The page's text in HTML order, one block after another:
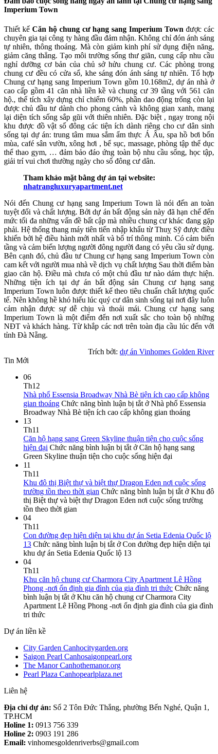
Imperium Town
Thiết kế Căn hộ chung cư hạng sang Imperium Town được các
chuyên gia tại công ty hàng đầu đảm nhận. Không chỉ đón ánh sáng
tự nhiên, thông thoáng. Mà còn giảm kinh phí sử dụng điện năng,
giảm căng thẳng. Tạo môi trường sống thư giãn, cung cấp nhu cầu
nghỉ dưỡng cơ bản của chủ sở hửu chung cư. Các phòng trong
chung cư đều có cửa sổ, khe sáng đón ánh sáng tự nhiên. Tổ hợp
Chung cư hạng sang Imperium Town gồm 10.168m2, dự án nhà ở
cao cấp gồm 41 căn nhà liền kề và chung cư 39 tầng với 561 căn
hộ., thể tích xây dựng chỉ chiếm 60%, phần dao động trống còn lại
được chủ đầu tư dành cho phong cảnh và không gian xanh, mang
lại diện tích sống sắp gũi với thiên nhiên. Đặc biệt , ngay trong nội
khu được đồ vật số đông các tiện ích dành riêng cho cư dân sinh
sống tại dự án: trung tâm mua sắm ẩm thực Á Âu, spa hồ bơi bốn
mùa, café sân vườn, xông hơi , bể sục, massage, phòng tập thể dục
thể thao gym, … đảm bảo đáo ứng toàn bộ nhu cầu sống, học tập,
giải trí vui chơi thường ngày cho số đông cư dân.
Tham khảo mặt bằng dự án tại website:
nhatrangluxuryapartment.net
Nói đến Chung cư hạng sang Imperium Town là nói đến an toàn
tuyệt đối và chất lượng. Bởi dự án bất động sản này đã hạn chế đến
mức tối đa những vấn đề bất cập mà nhiều chung cư khác đang gặp
phải. Hệ thống thang máy tiên tiến nhập khẩu từ Thuỵ Sỹ được điều
khiển bởi hệ điều hành mới nhất và bố trí thông minh. Có cảm biến
tầng và cảm biến lượng người đông người đang có yêu cầu sử dụng.
Bên cạnh đó, chủ đầu tư Chung cư hạng sang Imperium Town còn
cam kết với người mua nhà về dịch vụ chất lượng Sau thời điểm bàn
giao căn hộ. Điều mà chưa có một chủ đầu tư nào dám thực hiện.
Những tiện ích tại dự án bất động sản Chung cư hạng sang
Imperium Town luôn được thiết kế theo tiêu chuẩn chất lượng quốc
tế. Nên không hề khó hiểu lúc quý cư dân sinh sống tại nơi đây luôn
cảm nhận được sự dễ chịu và thoải mái. Chung cư hạng sang
Imperium Town là một điểm đến nơi xuất sắc cho toàn bộ những
NĐT và khách hàng. Từ khắp các nơi trên toàn địa cầu lúc đến với
tỉnh Đà Nẵng.
Trích bởi: dự án Vinhomes Golden River
Tin Mới
06
Th12
Nhà phố Essensia Broadway Nhà Bè tiện ích cao cấp không
gian thoáng Chức năng bình luận bị tắt ở Nhà phố Essensia
Broadway Nhà Bè tiện ích cao cấp không gian thoáng
13
Th11
Căn hộ hạng sang Green Skyline thuận tiện cho cuộc sống
hiện đại Chức năng bình luận bị tắt ở Căn hộ hạng sang
Green Skyline thuận tiện cho cuộc sống hiện đại
11
Th11
Khu đô thị Biệt thự và biệt thự Dragon Eden nơi cuộc sống
trường tồn theo thời gian Chức năng bình luận bị tắt ở Khu đô
thị Biệt thự và biệt thự Dragon Eden nơi cuộc sống trường
tồn theo thời gian
04
Th11
Con đường đẹp hiện diện tại khu dự án Setia Edenia Quốc lộ
13 Chức năng bình luận bị tắt ở Con đường đẹp hiện diện tại
khu dự án Setia Edenia Quốc lộ 13
04
Th11
Khu căn hộ chung cư Charmora City Apartment Lê Hồng
Phong -nơi ổn định gia đình của gia đình tri thức Chức năng
bình luận bị tắt ở Khu căn hộ chung cư Charmora City
Apartment Lê Hồng Phong -nơi ổn định gia đình của gia đình
tri thức
Dự án liền kề
City Garden Canhocitygarden.org
Saigon Pearl Canhosaigonpearl.org
The Manor Canhothemanor.org
Pearl Plaza Canhopearlplaza.net
Liên hệ
Địa chỉ dự án: Số 2 Tôn Đức Thắng, phường Bến Nghé, Quận 1,
TP.HCM
Holine 1: 0913 756 339
Holine 2: 0903 191 286
Email: vinhomesgoldenriverbs@gmail.com